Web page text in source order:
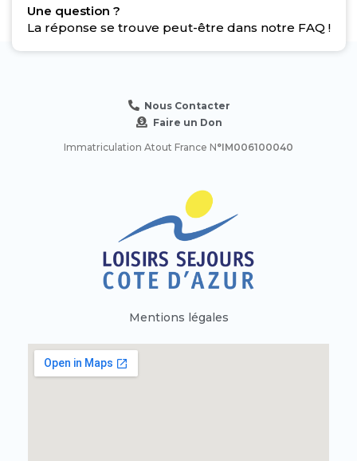
Une question ?
La réponse se trouve peut-être dans notre FAQ !
Nous Contacter
Faire un Don
Immatriculation Atout France N°IM006100040
Mentions légales